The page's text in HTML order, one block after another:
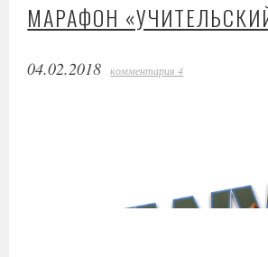
МАРАФОН
04.02.2018 комментария 4